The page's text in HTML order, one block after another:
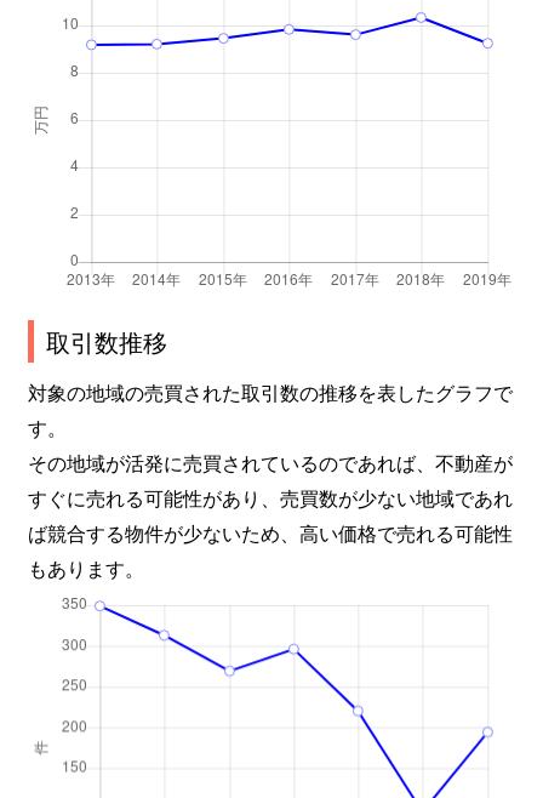
取引数推移
対象の地域の売買された取引数の推移を表したグラフで
す。
その地域が活発に売買されているのであれば、不動産が
すぐに売れる可能性があり、売買数が少ない地域であれ
ば競合する物件が少ないため、高い価格で売れる可能性
もあります。